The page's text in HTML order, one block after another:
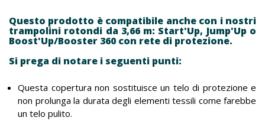
Questo prodotto è compatibile anche con i nostri
trampolini rotondi da 3,66 m: Start'Up, Jump'Up o
Boost'Up/Booster 360 con rete di protezione.
Si prega di notare i seguenti punti:
Questa copertura non sostituisce un telo di protezione e
non prolunga la durata degli elementi tessili come farebbe
un telo pulito.